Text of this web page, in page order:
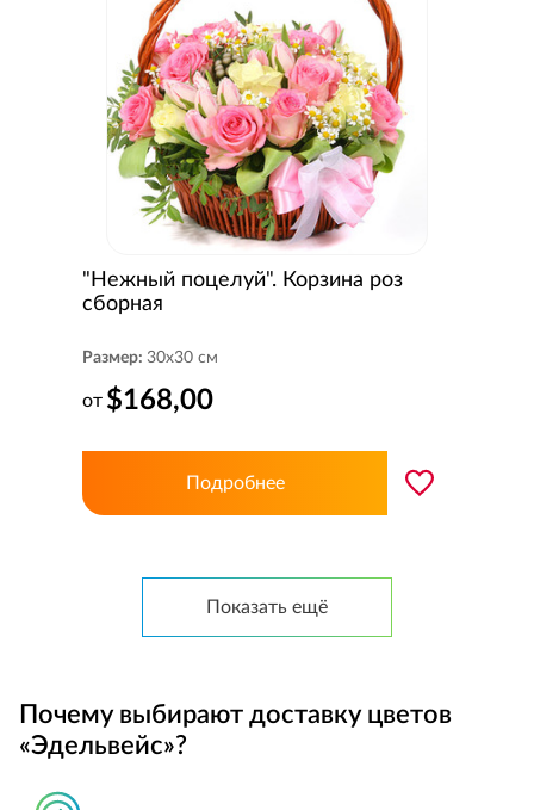
"Нежный поцелуй". Корзина роз
сборная
Размер: 30x30 см
от $168,00
Подробнее
Показать ещё
Почему выбирают доставку цветов
«Эдельвейс»?